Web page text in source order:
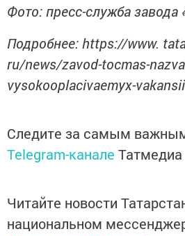
Фото: пресс-служба завода
Подробнее: https://www.
ru/news/zavod-tocmas-
vysokooplacivaemyx-
Следите за самым
Telegram-канале Татмедиа
Читайте новости
национальном